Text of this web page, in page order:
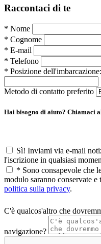
Raccontaci di te
* Nome
* Cognome
* E-mail
* Telefono
* Posizione dell'imbarcazione:
Metodo di contatto preferito
Hai bisogno di aiuto? Chiamaci
Sì! Inviami via e-mail
l'iscrizione in qualsiasi
* Sono consapevole che
modulo saranno conservate
politica sulla privacy.
C'è qualcos'altro che
navigazione?